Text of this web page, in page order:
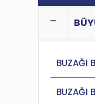
BUZAĞI
BUZAĞI